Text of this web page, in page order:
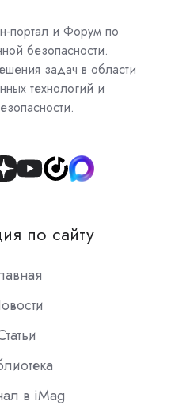
портал и Форум по
безопасности.
задач в области
технологий и
Join
Slack
по сайту
в iMag